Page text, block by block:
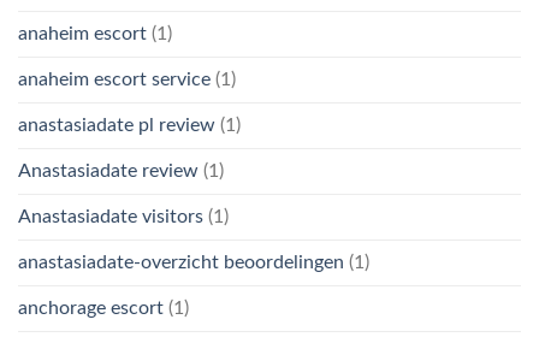
anaheim escort (1)
anaheim escort service (1)
anastasiadate pl review (1)
Anastasiadate review (1)
Anastasiadate visitors (1)
anastasiadate-overzicht beoordelingen (1)
anchorage escort (1)